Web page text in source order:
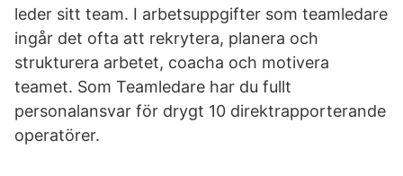
leder sitt team. I arbetsuppgifter som teamledare
ingår det ofta att rekrytera, planera och
strukturera arbetet, coacha och motivera
teamet. Som Teamledare har du fullt
personalansvar för drygt 10 direktrapporterande
operatörer.